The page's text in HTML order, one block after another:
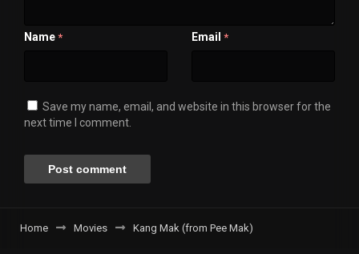
Name * Email *
Save my name, email, and website in this browser for the
next time I comment.
Home Movies Kang Mak (from Pee Mak)